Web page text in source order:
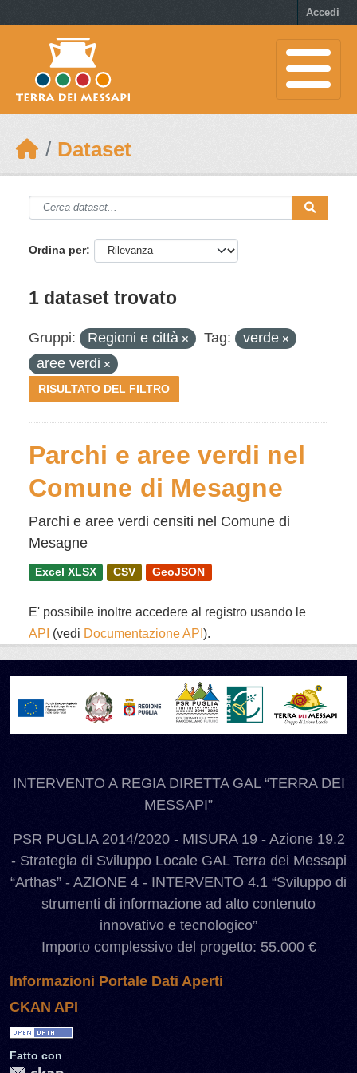
Accedi
Dataset
Ordina per
1 dataset trovato
Gruppi: Regioni e città Tag:
verde
aree verdi
RISULTATO DEL FILTRO
Parchi e aree verdi nel
Comune di Mesagne
Parchi e aree verdi censiti nel Comune di
Mesagne
Excel XLSX CSV GeoJSON
E' possibile inoltre accedere al registro usando le
API (vedi Documentazione API ).
INTERVENTO A REGIA DIRETTA GAL “TERRA DEI
MESSAPI”
PSR PUGLIA 2014/2020 - MISURA 19 - Azione 19.2
- Strategia di Sviluppo Locale GAL Terra dei Messapi
“Arthas” - AZIONE 4 - INTERVENTO 4.1 “Sviluppo di
strumenti di informazione ad alto contenuto
innovativo e tecnologico”
Importo complessivo del progetto: 55.000 €
Informazioni Portale Dati Aperti
CKAN API
Fatto con